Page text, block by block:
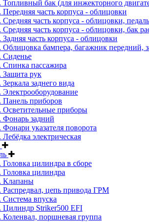
Топливный бак (для инжекторного
Передняя часть корпуса - облицовки
Средняя часть корпуса - облицовки,
Средняя часть корпуса - облицовки, бак
Задняя часть корпуса - облицовки
Облицовка бампера, багажник передний,
Сиденье
Спинка пассажира
Защита рук
Зеркала заднего вида
Электрооборудование
Панель приборов
Oсветительные приборы
Фонарь задний
Фонари указателя поворота
Лебёдка электрическая
Головка цилиндра в сборе
Головка цилиндра
Клапаны
Распредвал, цепь привода ГРМ
Система впуска
Цилиндр Striker500 EFI
Коленвал, поршневая группа